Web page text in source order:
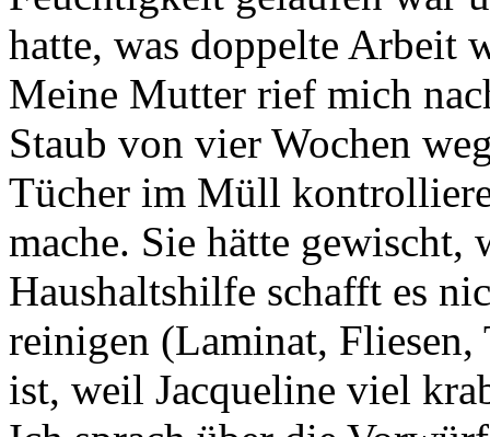
hatte, was doppelte Arbeit
Meine Mutter rief mich
Staub von vier Wochen
Tücher im Müll
mache. Sie hätte gewischt,
Haushaltshilfe schafft es
reinigen (Laminat,
ist, weil Jacqueline viel